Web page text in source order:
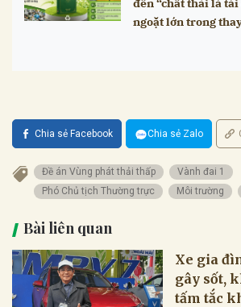
ngoặt lớn trong
Chia sẻ Facebook Chia sẻ Zalo
Đề án Vùng phát thải thấp
Vành đai 1
Phó Chủ tịch Thường trực
Môi trường
Bài liên quan
Xe gia
gây sốt,
tấm tắc